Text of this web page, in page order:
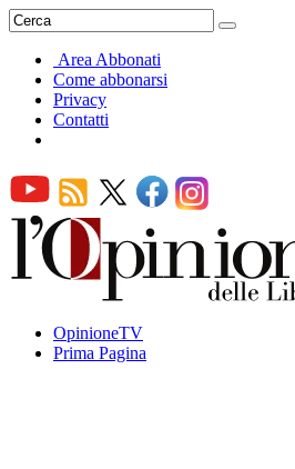
Area Abbonati
Come abbonarsi
Privacy
Contatti
OpinioneTV
Prima Pagina